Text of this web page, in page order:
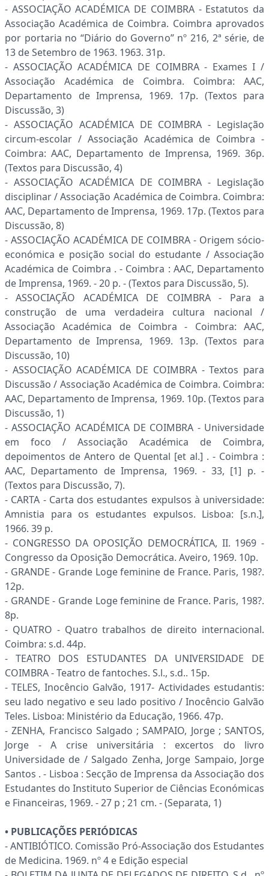
- ASSOCIAÇÃO ACADÉMICA DE COIMBRA - Estatutos da
Associação Académica de Coimbra. Coimbra aprovados
por portaria no “Diário do Governo” nº 216, 2ª série, de
13 de Setembro de 1963. 1963. 31p.
- ASSOCIAÇÃO ACADÉMICA DE COIMBRA - Exames I /
Associação Académica de Coimbra. Coimbra: AAC,
Departamento de Imprensa, 1969. 17p. (Textos para
Discussão, 3)
- ASSOCIAÇÃO ACADÉMICA DE COIMBRA - Legislação
circum-escolar / Associação Académica de Coimbra -
Coimbra: AAC, Departamento de Imprensa, 1969. 36p.
(Textos para Discussão, 4)
- ASSOCIAÇÃO ACADÉMICA DE COIMBRA - Legislação
disciplinar / Associação Académica de Coimbra. Coimbra:
AAC, Departamento de Imprensa, 1969. 17p. (Textos para
Discussão, 8)
- ASSOCIAÇÃO ACADÉMICA DE COIMBRA - Origem sócio-
económica e posição social do estudante / Associação
Académica de Coimbra . - Coimbra : AAC, Departamento
de Imprensa, 1969. - 20 p. - (Textos para Discussão, 5).
- ASSOCIAÇÃO ACADÉMICA DE COIMBRA - Para a
construção de uma verdadeira cultura nacional /
Associação Académica de Coimbra - Coimbra: AAC,
Departamento de Imprensa, 1969. 13p. (Textos para
Discussão, 10)
- ASSOCIAÇÃO ACADÉMICA DE COIMBRA - Textos para
Discussão / Associação Académica de Coimbra. Coimbra:
AAC, Departamento de Imprensa, 1969. 10p. (Textos para
Discussão, 1)
- ASSOCIAÇÃO ACADÉMICA DE COIMBRA - Universidade
em foco / Associação Académica de Coimbra,
depoimentos de Antero de Quental [et al.] . - Coimbra :
AAC, Departamento de Imprensa, 1969. - 33, [1] p. -
(Textos para Discussão, 7).
- CARTA - Carta dos estudantes expulsos à universidade:
Amnistia para os estudantes expulsos. Lisboa: [s.n.],
1966. 39 p.
- CONGRESSO DA OPOSIÇÃO DEMOCRÁTICA, II. 1969 -
Congresso da Oposição Democrática. Aveiro, 1969. 10p.
- GRANDE - Grande Loge feminine de France. Paris, 198?.
12p.
- GRANDE - Grande Loge feminine de France. Paris, 198?.
8p.
- QUATRO - Quatro trabalhos de direito internacional.
Coimbra: s.d. 44p.
- TEATRO DOS ESTUDANTES DA UNIVERSIDADE DE
COIMBRA - Teatro de fantoches. S.l., s.d.. 15p.
- TELES, Inocêncio Galvão, 1917- Actividades estudantis:
seu lado negativo e seu lado positivo / Inocêncio Galvão
Teles. Lisboa: Ministério da Educação, 1966. 47p.
- ZENHA, Francisco Salgado ; SAMPAIO, Jorge ; SANTOS,
Jorge - A crise universitária : excertos do livro
Universidade de / Salgado Zenha, Jorge Sampaio, Jorge
Santos . - Lisboa : Secção de Imprensa da Associação dos
Estudantes do Instituto Superior de Ciências Económicas
e Financeiras, 1969. - 27 p ; 21 cm. - (Separata, 1)
• PUBLICAÇÕES PERIÓDICAS
- ANTIBIÓTICO. Comissão Pró-Associação dos Estudantes
de Medicina. 1969. nº 4 e Edição especial